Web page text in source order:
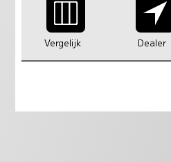
Vergelijk Dealer